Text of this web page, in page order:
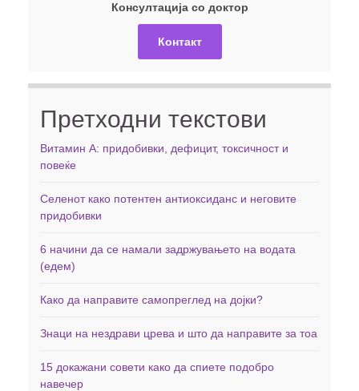
Консултација со доктор
Контакт
Претходни текстови
Витамин А: придобивки, дефицит, токсичност и
повеќе
Селенот како потентен антиоксиданс и неговите
придобивки
6 начини да се намали задржувањето на водата
(едем)
Како да направите самопреглед на дојки?
Знаци на нездрави црева и што да направите за тоа
15 докажани совети како да спиете подобро
навечер